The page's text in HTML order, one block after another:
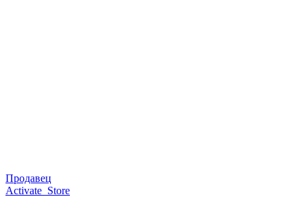
Продавец
Activate_Store